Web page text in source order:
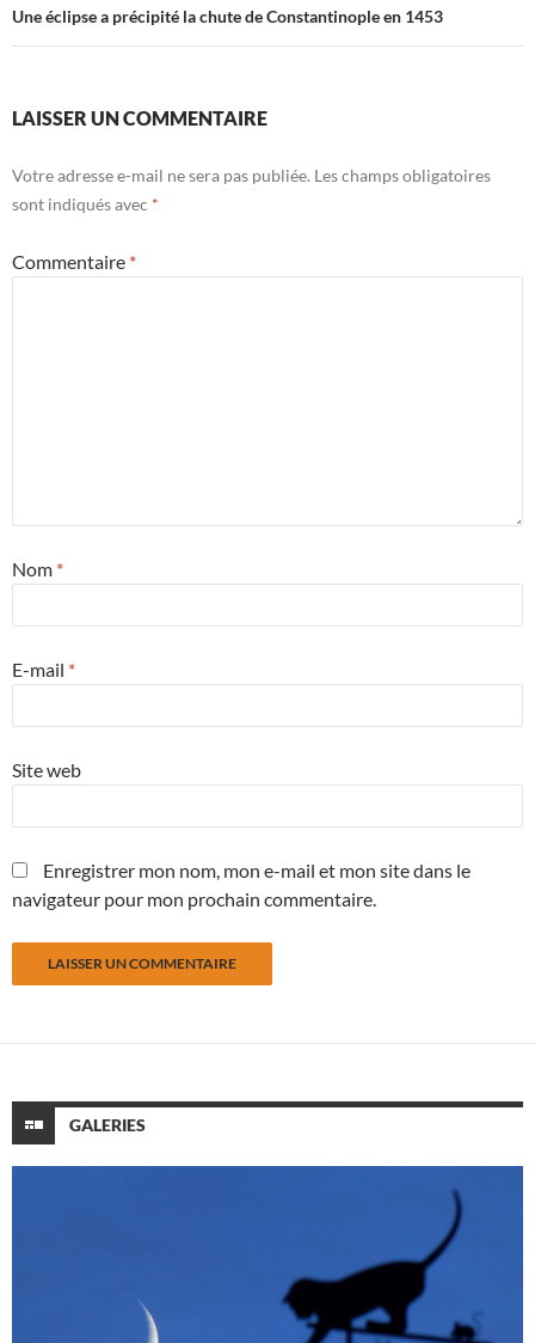
Une éclipse a précipité la chute de Constantinople en 1453
LAISSER UN COMMENTAIRE
Votre adresse e-mail ne sera pas publiée. Les champs obligatoires
sont indiqués avec *
Commentaire *
Nom *
E-mail *
Site web
Enregistrer mon nom, mon e-mail et mon site dans le
navigateur pour mon prochain commentaire.
GALERIES